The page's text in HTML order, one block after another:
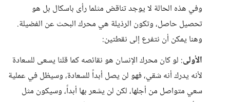
وفي هذه الحالة لا يوجد تناقض مثلما رأى باسكال بل هو
تحصيل حاصل، وتكون الرذيلة هي محرك البحث عن الفضيلة.
وهنا يمكن أن نتفرع إلى نقطتين:
الأولى: لو كان محرك الإنسان هو نقائصه كما قلنا يسعى للسعادة
لأنه يدرك أنه شقي، فهو لن يصل أبداً للسعادة، وسيظل في عملية
سعي متواصل من أجلها، لكن لن يشعر بها أبداً، وسيكون مثل